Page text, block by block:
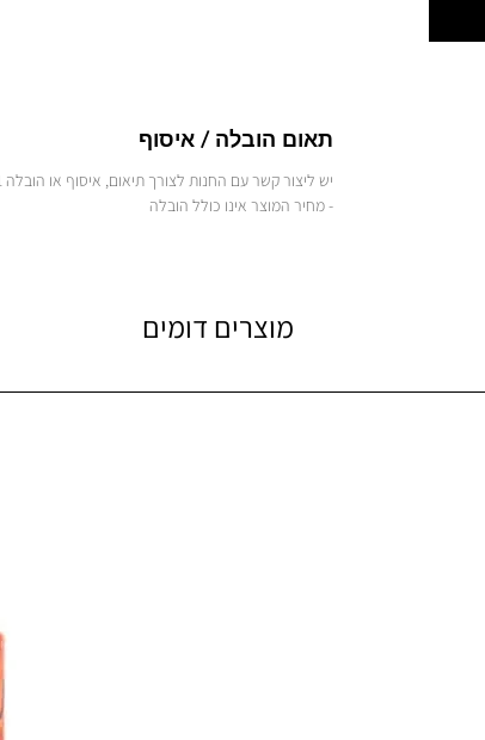
תאום הובלה / איסוף
יש ליצור קשר עם החנות לצורך תיאום, איסוף או הובלה 09.9506851
- מחיר המוצר אינו כולל הובלה
מוצרים דומים